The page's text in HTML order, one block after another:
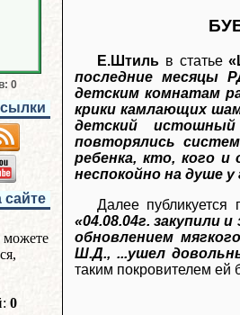
0
сайте
можете
0
Е.Штиль в статье
последние месяцы
детским комнатам
крики камлающих
детский
повторялись
ребенка, кто, кого
неспокойно на душе у
Далее публикуется
«04.08.04г. закупили
обновлением
Ш.Д., ...ушел
таким покровителем ей